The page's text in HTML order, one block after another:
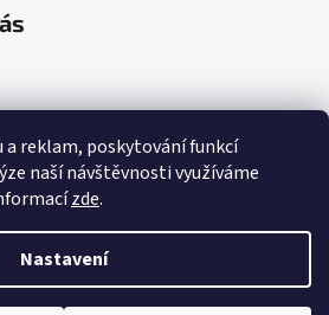
a reklam, poskytování funkcí
naší návštěvnosti využíváme
zde.
Nastavení